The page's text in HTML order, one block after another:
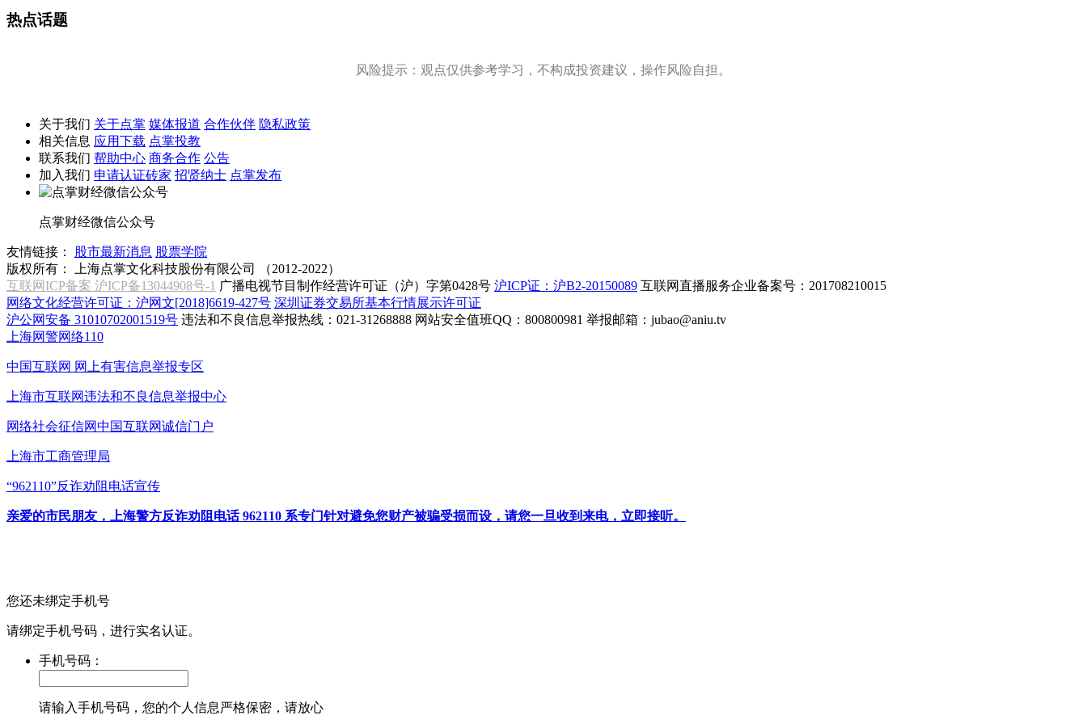
热点话题
风险提示：观点仅供参考学习，不构成投资建议，操作风险自担。
关于我们 关于点掌 媒体报道 合作伙伴 隐私政策
相关信息 应用下载 点掌投教
联系我们 帮助中心 商务合作 公告
加入我们 申请认证砖家 招贤纳士 点掌发布
点掌财经微信公众号
友情链接： 股市最新消息 股票学院
版权所有：
上海点掌文化科技股份有限公司 （2012-2022）
互联网ICP备案 沪ICP备13044908号-1 广播电视节目制作经营许可证（沪）字第0428号 沪ICP证：沪B2-20150089 互联网直播服务企业备案号：201708210015
网络文化经营许可证：沪网文[2018]6619-427号 深圳证券交易所基本行情展示许可证
沪公网安备 31010702001519号 违法和不良信息举报热线：021-31268888 网站安全值班QQ：800800981 举报邮箱： jubao@aniu.tv
上海网警网络110
中国互联网 网上有害信息举报专区
上海市互联网违法和不良信息举报中心
网络社会征信网中国互联网诚信门户
上海市工商管理局
“962110”反诈劝阻电话宣传
亲爱的市民朋友，上海警方反诈劝阻电话 962110 系专门针对避免您财产被骗受损而设，请您一旦收到来电，立即接听。
您还未绑定手机号
请绑定手机号码，进行实名认证。
手机号码：
请输入手机号码，您的个人信息严格保密，请放心